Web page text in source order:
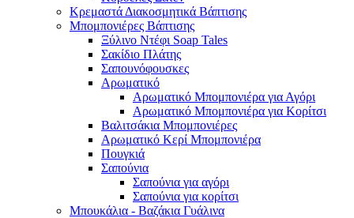
Κρεμαστά Διακοσμητικά Βάπτισης
Μπομπονιέρες Βάπτισης
Ξύλινο Ντέφι Soap Tales
Σακίδιο Πλάτης
Σαπουνόφουσκες
Αρωματικό
Αρωματικό Μπομπονιέρα για Αγόρι
Αρωματικό Μπομπονιέρα για Κορίτσι
Βαλιτσάκια Μπομπονιέρες
Αρωματικό Κερί Μπομπονιέρα
Πουγκιά
Σαπούνια
Σαπούνια για αγόρι
Σαπούνια για κορίτσι
Μπουκάλια - Βαζάκια Γυάλινα